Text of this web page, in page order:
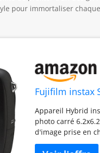
pour immortaliser
Fujifilm instax
Appareil Hybrid
photo carré
d'image prise en